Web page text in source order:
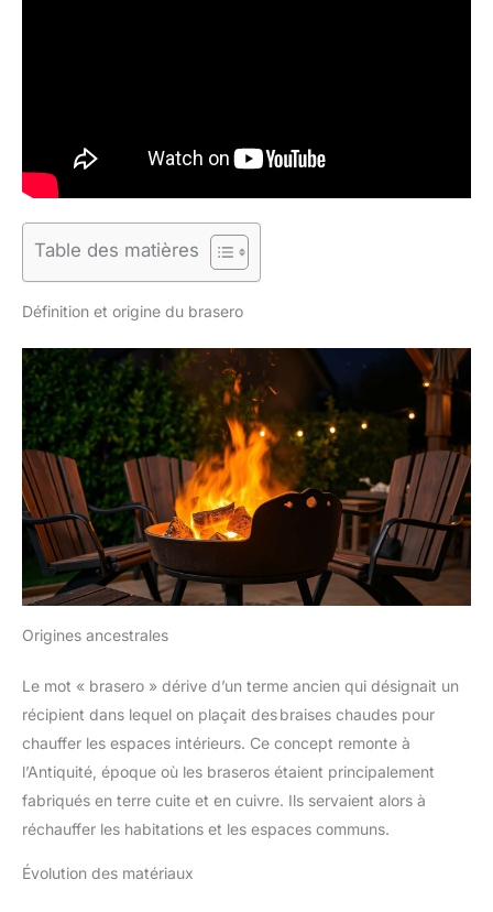
Table des matières
Définition et origine du brasero
Origines ancestrales
Le mot « brasero » dérive d’un terme ancien qui désignait un
récipient dans lequel on plaçait des braises chaudes pour
chauffer les espaces intérieurs. Ce concept remonte à
l’Antiquité, époque où les braseros étaient principalement
fabriqués en terre cuite et en cuivre. Ils servaient alors à
réchauffer les habitations et les espaces communs.
Évolution des matériaux